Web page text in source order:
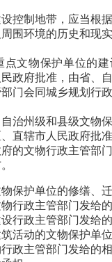
控制地带，应当根
围环境的历史和现实
文物保护单位的建
政府批准，由省、
门会同城乡规划行
治州级和县级文物
直辖市人民政府批
的文物行政主管部
保护单位的修缮、
行政主管部门发给
行政主管部门发给
活动的文物保护单位
政主管部门发给的